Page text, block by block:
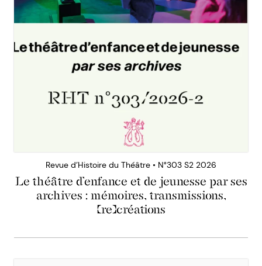
Revue d’Histoire du Théâtre • N°303 S2 2026
Le théâtre d’enfance et de jeunesse par ses
archives : mémoires, transmissions,
(re)créations